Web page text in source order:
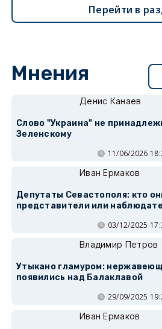
Перейти в
Мнения
Денис Канаев
Слово "Украина" не
Зеленскому
11/06/2026
Иван Ермаков
Депутаты Севастополя: кто
представители или
03/12/2025
Владимир Петров
Утыкано гламуром:
появились над Балаклавой
29/09/2025
Иван Ермаков